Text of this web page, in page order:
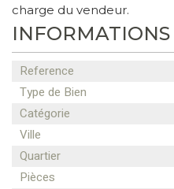
charge du vendeur.
INFORMATIONS
Reference
Type de Bien
Catégorie
Ville
Quartier
Pièces